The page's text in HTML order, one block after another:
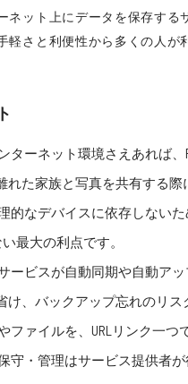
ネット上にデータを保存する
軽さと利便性から多くの人
ターネット環境さえあれば
た家族と写真を共有する際
的なデバイスに依存しない
最大の利点です。
ービスが自動同期や自動ア
、バックアップ忘れのリス
ファイルを、URLリンク一
守・管理はサービス提供者